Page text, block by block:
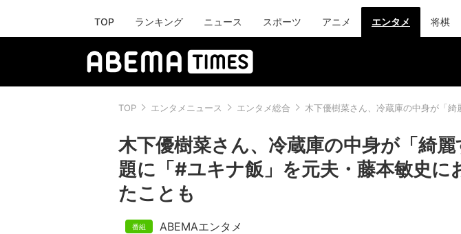
TOP ランキング ニュース スポーツ アニメ エンタメ 将棋
TOP エンタメニュース エンタメ総合 木下優樹菜さん、冷蔵庫の中身が「綺
木下優樹菜さん、冷蔵庫の中身が「綺
題に「#ユキナ飯」を元夫・藤本敏史に
たことも
ABEMAエンタメ